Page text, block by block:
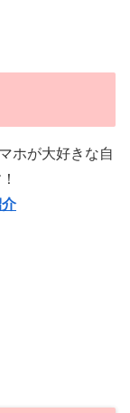
ホが大好きな自